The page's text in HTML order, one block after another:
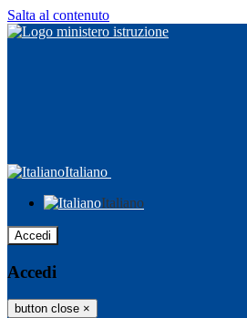
Salta al contenuto
Italiano
Italiano
Accedi
Accedi
button close ×